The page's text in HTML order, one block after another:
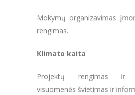
Mokymų organizavimas
rengimas.
Klimato kaita
Projektų rengimas ir
visuomenės švietimas ir